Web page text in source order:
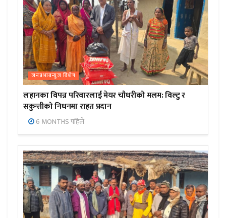
जनप्रभाबन्युज विशेष
लहानका विपन्न परिवारलाई मेयर चौधरीको मलम: विल्टु र
सकुन्तीको निधनमा राहत प्रदान
6 MONTHS पहिले